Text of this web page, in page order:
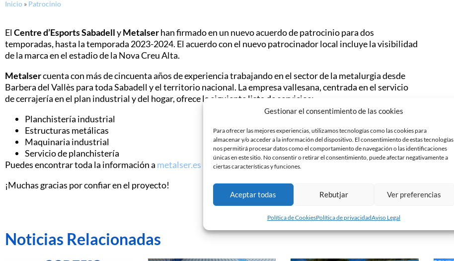
Gestionar el consentimiento de las cookies
Para ofrecer las mejores experiencias, utilizamos tecnologías como las cookies para
almacenar y/o acceder a la información del dispositivo. El consentimiento de estas tecnologías
nos permitirá procesar datos como el comportamiento de navegación o las identificaciones
únicas en este sitio. No consentir o retirar el consentimiento, puede afectar negativamente a
ciertas características y funciones.
Aceptar todas Rebutjar Ver preferencias
Política de CookiesPolítica de privacidadAviso Legal
Inicio » Patrocinio
ElCentre d’Esports SabadellyMetalserhan firmado en un nuevo acuerdo de patrocinio para dos
temporadas, hasta la temporada 2023-2024. El acuerdo con el nuevo patrocinador local incluye la visibilidad
de la marca en el estadio de la Nova Creu Alta.
Metalsercuenta con más de cincuenta años de experiencia trabajando en el sector de la metalurgia desde
Barbera del Vallès para toda Sabadell y el territorio nacional. La empresa vallesana, centrada en el servicio
de cerrajería en el plan industrial y del hogar, ofrece la siguiente lista de servicios:
Planchistería industrial
Estructuras metálicas
Maquinaria industrial
Servicio de planchistería
Puedes encontrar toda la información a metalser.es
¡Muchas gracias por confiar en el proyecto!
Noticias Relacionadas